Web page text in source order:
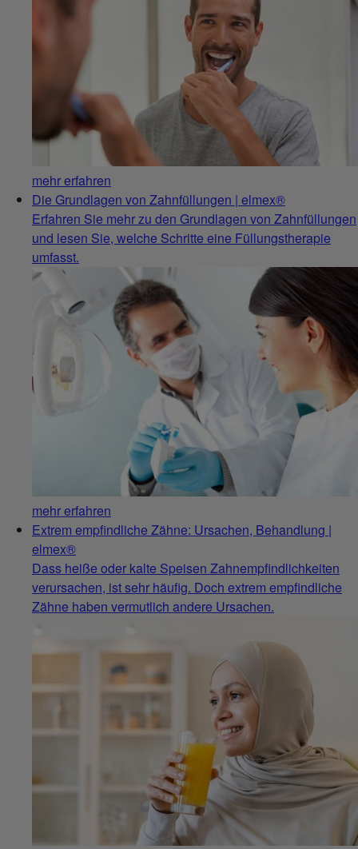
mehr erfahren
Die Grundlagen von Zahnfüllungen | elmex®
Erfahren Sie mehr zu den Grundlagen von Zahnfüllungen
und lesen Sie, welche Schritte eine Füllungstherapie
umfasst.
mehr erfahren
Extrem empfindliche Zähne: Ursachen, Behandlung |
elmex®
Dass heiße oder kalte Speisen Zahnempfindlichkeiten
verursachen, ist sehr häufig. Doch extrem empfindliche
Zähne haben vermutlich andere Ursachen.